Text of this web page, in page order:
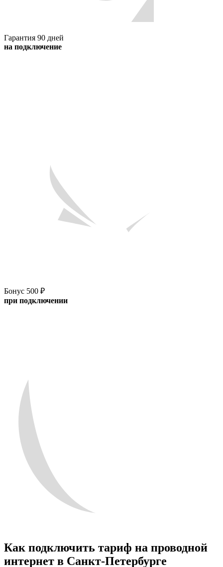
Гарантия 90 дней
на подключение
Бонус 500 ₽
при подключении
Как подключить тариф на проводной
интернет в Санкт-Петербурге